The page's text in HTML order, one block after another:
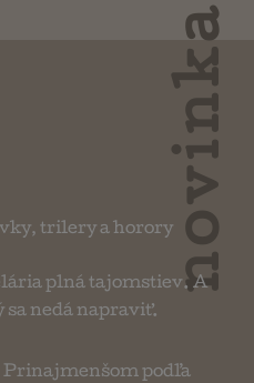
novinka
trilery a horory
plná tajomstiev. A
nedá napraviť.
Prinajmenšom podľa